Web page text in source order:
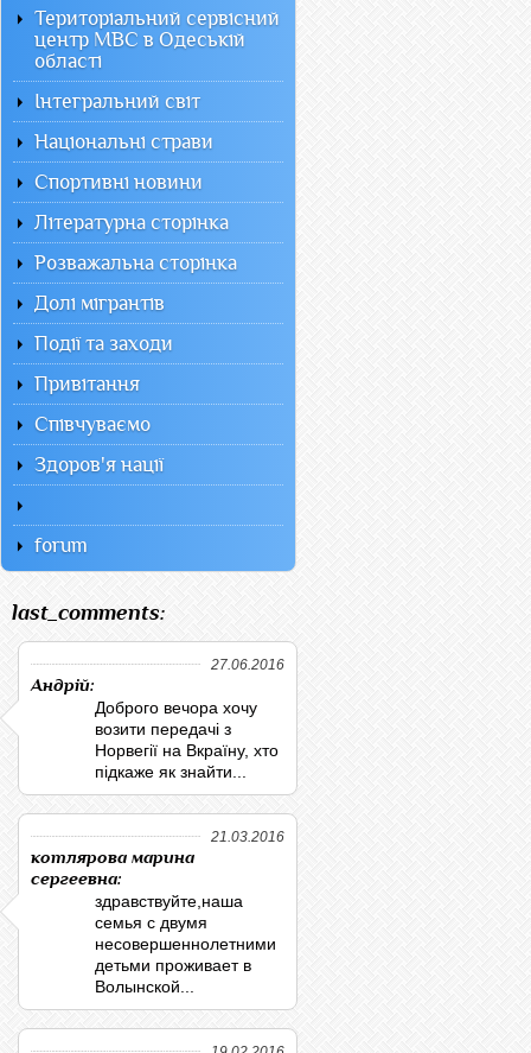
Територіальний сервісний
центр МВС в Одеській
області
Інтегральний світ
Національні страви
Спортивні новини
Літературна сторінка
Розважальна сторінка
Долі мігрантів
Події та заходи
Привітання
Співчуваємо
Здоров'я нації
forum
last_comments:
27.06.2016
Андрій:
Доброго вечора хочу
возити передачі з
Норвегії на Вкраїну, хто
підкаже як знайти...
21.03.2016
котлярова марина
сергеевна:
здравствуйте,наша
семья с двумя
несовершеннолетними
детьми проживает в
Волынской...